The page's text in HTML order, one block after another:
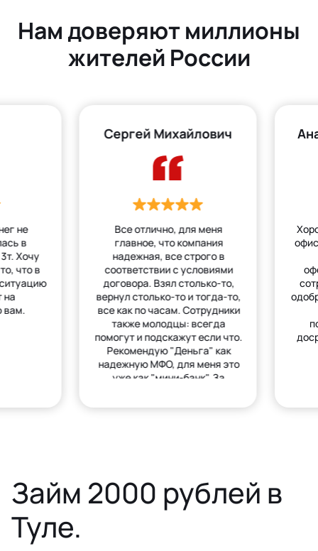
Нам доверяют миллионы
жителей России
не
в
Хочу
что в
на
вам.
Сергей Михайлович
Все отлично, для меня
главное, что компания
надежная, все строго в
соответствии с условиями
договора. Взял столько-то,
вернул столько-то и тогда-то,
все как по часам. Сотрудники
также молодцы: всегда
помогут и подскажут если что.
Рекомендую "Деньга" как
надежную МФО, для меня это
уже как "мини-банк". За
Займ 2000 рублей в
Туле.